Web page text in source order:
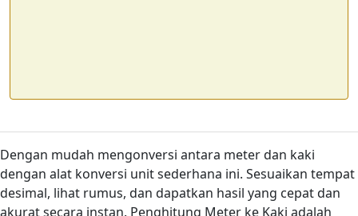
Dengan mudah mengonversi antara meter dan kaki
dengan alat konversi unit sederhana ini. Sesuaikan tempat
desimal, lihat rumus, dan dapatkan hasil yang cepat dan
akurat secara instan. Penghitung Meter ke Kaki adalah